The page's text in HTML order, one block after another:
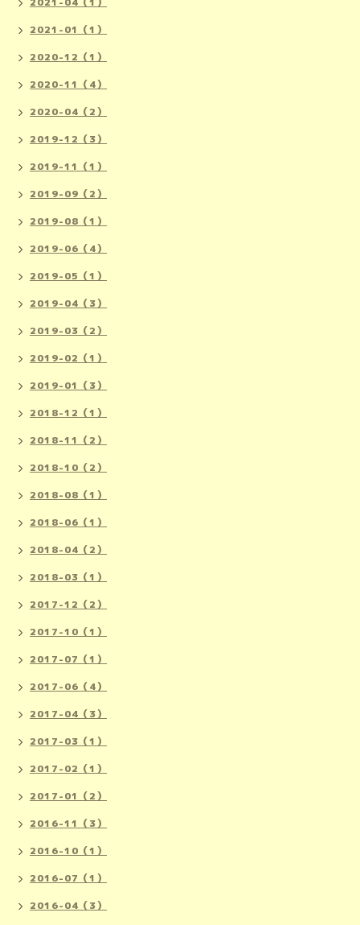
2021-01（1）
2020-12（1）
2020-11（4）
2020-04（2）
2019-12（3）
2019-11（1）
2019-09（2）
2019-08（1）
2019-06（4）
2019-05（1）
2019-04（3）
2019-03（2）
2019-02（1）
2019-01（3）
2018-12（1）
2018-11（2）
2018-10（2）
2018-08（1）
2018-06（1）
2018-04（2）
2018-03（1）
2017-12（2）
2017-10（1）
2017-07（1）
2017-06（4）
2017-04（3）
2017-03（1）
2017-02（1）
2017-01（2）
2016-11（3）
2016-10（1）
2016-07（1）
2016-04（3）